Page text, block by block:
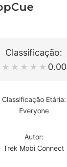
Classificação:
★ ★ ★ ★ ★ 0.00
Classificação Etária:
Everyone
Autor:
Trek Mobi Connect